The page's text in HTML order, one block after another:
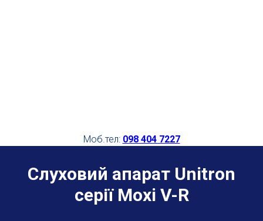
Моб.тел: 098 404 7227
Слуховий апарат Unitron
серії Moxi V-R